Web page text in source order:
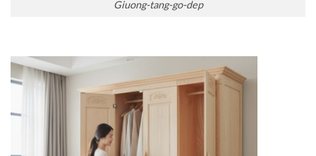
Giuong-tang-go-dep